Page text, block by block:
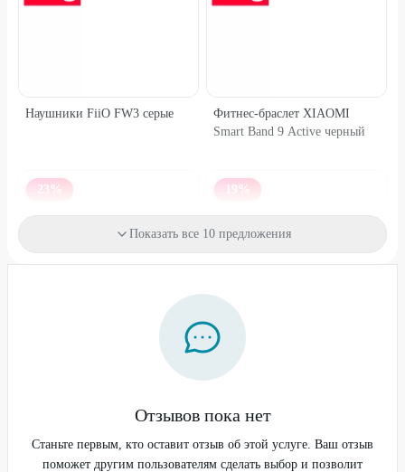
Наушники FiiO FW3 серые
Фитнес-браслет XIAOMI
Smart Band 9 Active черный
23 %
Smart Band 9 Active розовый
19 %
Smart Band 9 Pro черный
Показать все 10 предложения
Отзывов пока нет
Станьте первым, кто оставит отзыв об этой услуге. Ваш отзыв
поможет другим пользователям сделать выбор и позволит